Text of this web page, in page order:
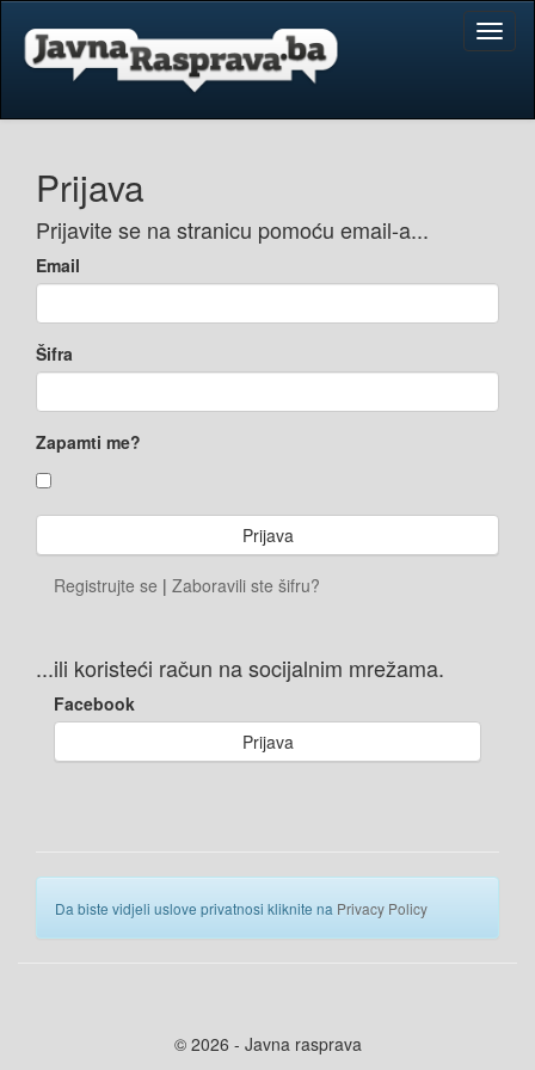
Prijava
Prijavite se na stranicu pomoću email-a...
Email
Šifra
Zapamti me?
Registrujte se | Zaboravili ste šifru?
...ili koristeći račun na socijalnim mrežama.
Facebook
Prijava
Da biste vidjeli uslove privatnosi kliknite na Privacy Policy
© 2026 - Javna rasprava